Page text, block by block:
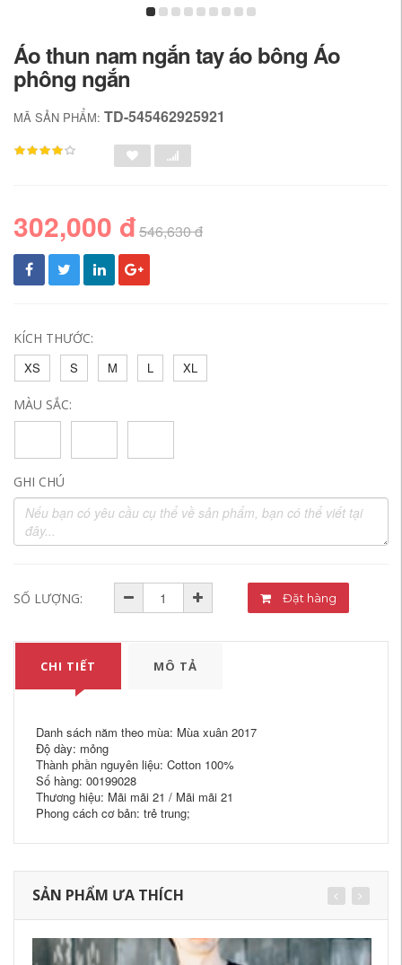
Áo thun nam ngắn tay áo bông Áo
phông ngắn
MÃ SẢN PHẨM: TD-545462925921
302,000 đ546,630 đ
KÍCH THƯỚC:
XS
S M L XL
MÀU SẮC:
GHI CHÚ
SỐ LƯỢNG: Đặt hàng
CHI TIẾT MÔ TẢ
Danh sách năm theo mùa: Mùa xuân 2017
Độ dày: mỏng
Thành phần nguyên liệu: Cotton 100%
Số hàng: 00199028
Thương hiệu: Mãi mãi 21 / Mãi mãi 21
Phong cách cơ bản: trẻ trung;
SẢN PHẨM ƯA THÍCH